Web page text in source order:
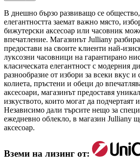
В днешно бързо развиващо се
елегантността заемат важно място,
бижутерски аксесоар или часовник
впечатление. Магазинът Julliany
предостави на своите клиенти най-
луксозни часовници на гарантирано
класическата елегантност с модерния
разнообразие от избори за всеки вкус
колиета, пръстени и обеци до
аксесоари, магазинът предоставя
изкуството, които могат да подчертаят
Независимо дали търсите нещо за
ежедневно облекло, в магазин Julliany
аксесоар.
Вземи на лизинг от: